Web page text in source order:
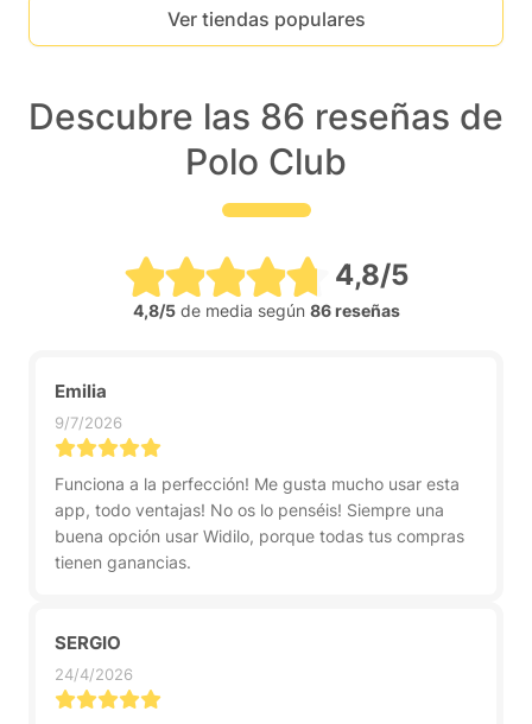
Ver tiendas populares
Descubre las 86 reseñas de
Polo Club
4,8/5
4,8/5de media según 86 reseñas
Emilia
9/7/2026
Funciona a la perfección! Me gusta mucho usar esta
app, todo ventajas! No os lo penséis! Siempre una
buena opción usar Widilo, porque todas tus compras
tienen ganancias.
SERGIO
24/4/2026